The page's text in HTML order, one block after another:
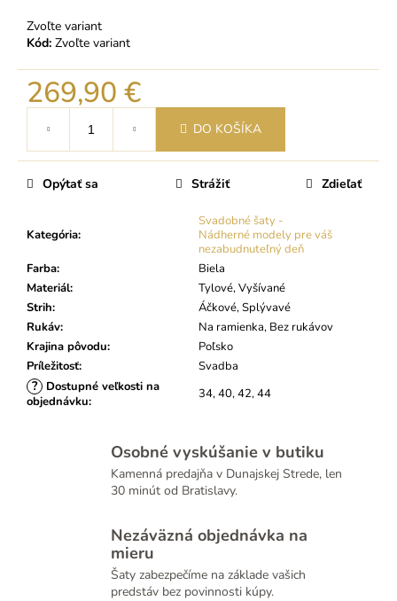
Zvoľte variant
Kód: Zvoľte variant
269,90 €
cena:
DO KOŠÍKA
Kategória:
Svadobné šaty -
Nádherné modely pre váš
nezabudnuteľný deň
Farba:
Biela
Materiál:
Tylové, Vyšívané
Strih:
Áčkové, Splývavé
Rukáv:
Na ramienka, Bez rukávov
Krajina pôvodu:
Poľsko
Príležitosť: Svadba
?
Dostupné veľkosti na
objednávku: 34, 40, 42, 44
Opýtať sa Strážiť Zdieľať
Osobné vyskúšanie v butiku
Kamenná predajňa v Dunajskej Strede, len
30 minút od Bratislavy.
Nezáväzná objednávka na
mieru
Šaty zabezpečíme na základe vašich
predstáv bez povinnosti kúpy.